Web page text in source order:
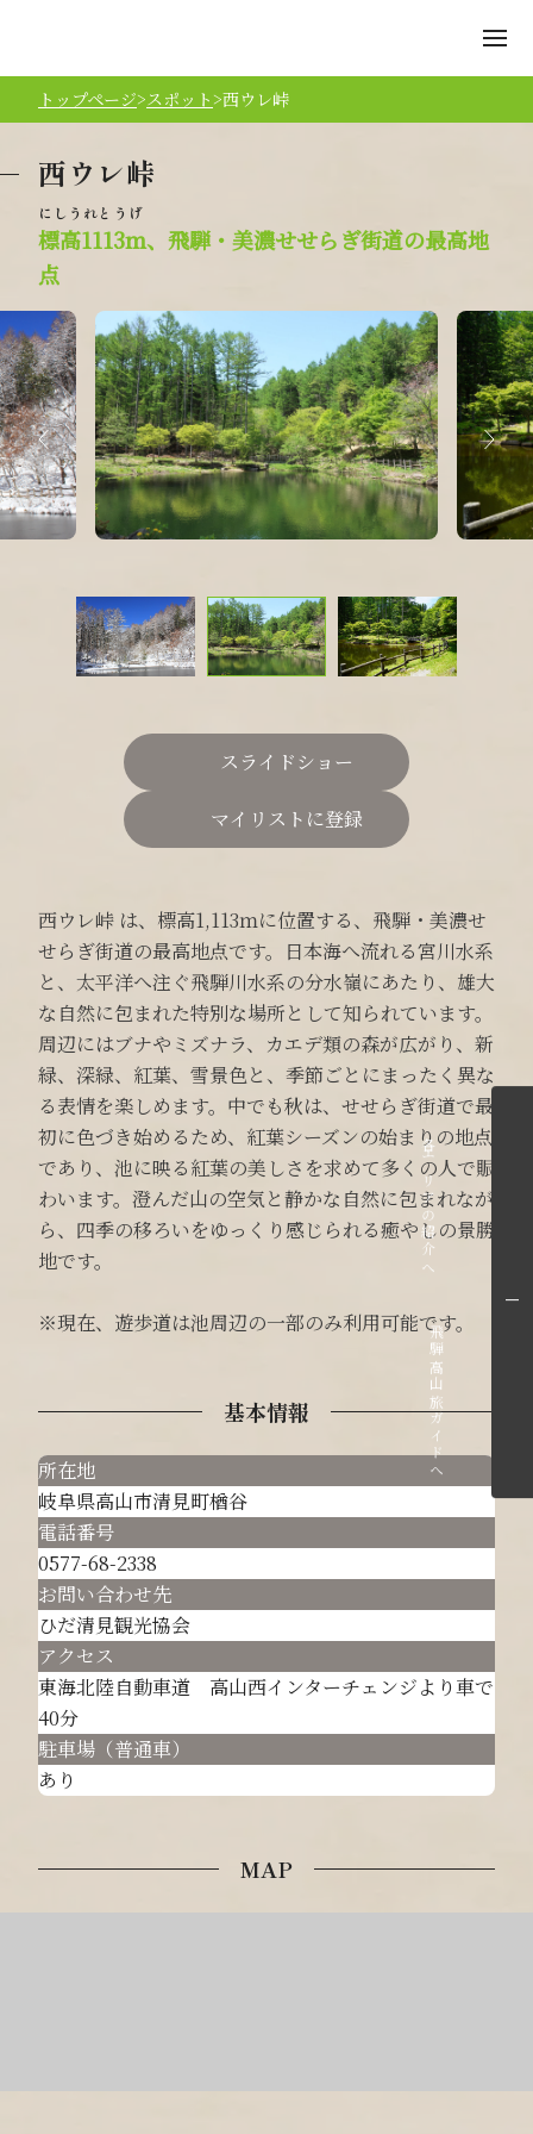
トップページ スポット 西ウレ峠
西ウレ峠
標高1113ｍ、飛騨・美濃せせらぎ街道の最高地
点
西ウレ峠 は、標高1,113ｍに位置する、飛騨・美濃せ
せらぎ街道の最高地点です。日本海へ流れる宮川水系
と、太平洋へ注ぐ飛騨川水系の分水嶺にあたり、雄大
な自然に包まれた特別な場所として知られています。
周辺にはブナやミズナラ、カエデ類の森が広がり、新
緑、深緑、紅葉、雪景色と、季節ごとにまったく異な
る表情を楽しめます。中でも秋は、せせらぎ街道で最
初に色づき始めるため、紅葉シーズンの始まりの地点
であり、池に映る紅葉の美しさを求めて多くの人で賑
わいます。澄んだ山の空気と静かな自然に包まれなが
ら、四季の移ろいをゆっくり感じられる癒やしの景勝
地です。
※現在、遊歩道は池周辺の一部のみ利用可能です。
スライドショー
マイリストに登録
基本情報
所在地
岐阜県高山市清見町楢谷
電話番号
0577-68-2338
お問い合わせ先
ひだ清見観光協会
アクセス
東海北陸自動車道 高山西インターチェンジより車で
40分
駐車場（普通車）
あり
MAP
各エリアの紹介へ
飛騨高山旅ガイドへ